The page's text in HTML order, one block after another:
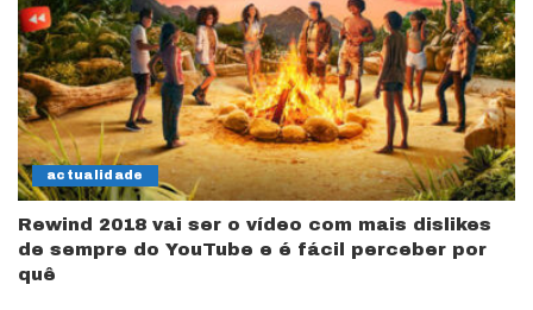
actualidade
Rewind 2018 vai ser o vídeo com mais dislikes
de sempre do YouTube e é fácil perceber por
quê